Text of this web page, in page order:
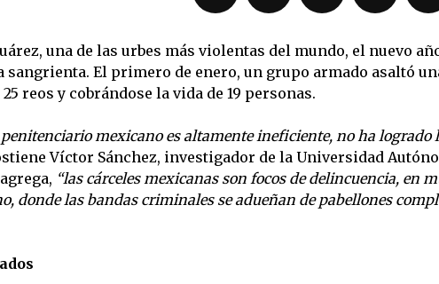
una de las urbes más violentas del mundo, el nuevo
sangrienta. El primero de enero, un grupo armado asaltó
reos y cobrándose la vida de 19 personas.
penitenciario mexicano es altamente ineficiente, no ha logrado
Víctor Sánchez, investigador de la Universidad
“las cárceles mexicanas son focos de delincuencia, en
donde las bandas criminales se adueñan de pabellones